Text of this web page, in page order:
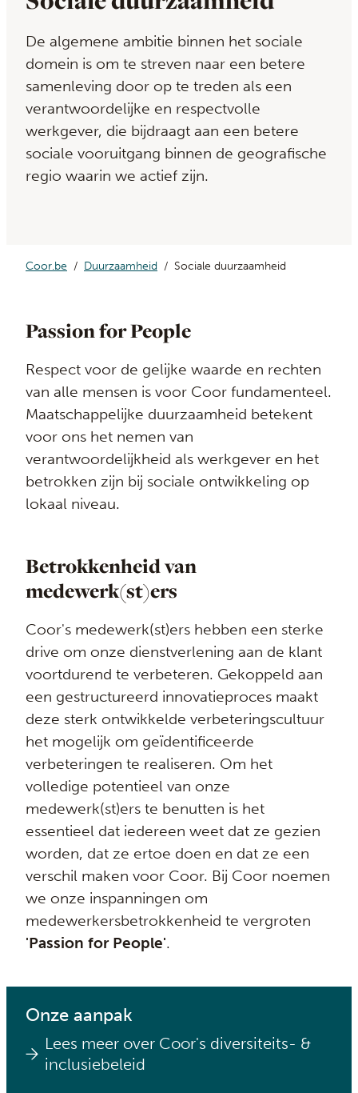
De algemene ambitie binnen het sociale
domein is om te streven naar een betere
samenleving door op te treden als een
verantwoordelijke en respectvolle
werkgever, die bijdraagt aan een betere
sociale vooruitgang binnen de geografische
regio waarin we actief zijn.
Coor.be Duurzaamheid Sociale duurzaamheid
Passion for People
Respect voor de gelijke waarde en rechten
van alle mensen is voor Coor fundamenteel.
Maatschappelijke duurzaamheid betekent
voor ons het nemen van
verantwoordelijkheid als werkgever en het
betrokken zijn bij sociale ontwikkeling op
lokaal niveau.
Betrokkenheid van
medewerk(st)ers
Coor's medewerk(st)ers hebben een sterke
drive om onze dienstverlening aan de klant
voortdurend te verbeteren. Gekoppeld aan
een gestructureerd innovatieproces maakt
deze sterk ontwikkelde verbeteringscultuur
het mogelijk om geïdentificeerde
verbeteringen te realiseren. Om het
volledige potentieel van onze
medewerk(st)ers te benutten is het
essentieel dat iedereen weet dat ze gezien
worden, dat ze ertoe doen en dat ze een
verschil maken voor Coor. Bij Coor noemen
we onze inspanningen om
medewerkersbetrokkenheid te vergroten
'Passion for People'.
Onze aanpak
Lees meer over Coor's diversiteits- &
inclusiebeleid